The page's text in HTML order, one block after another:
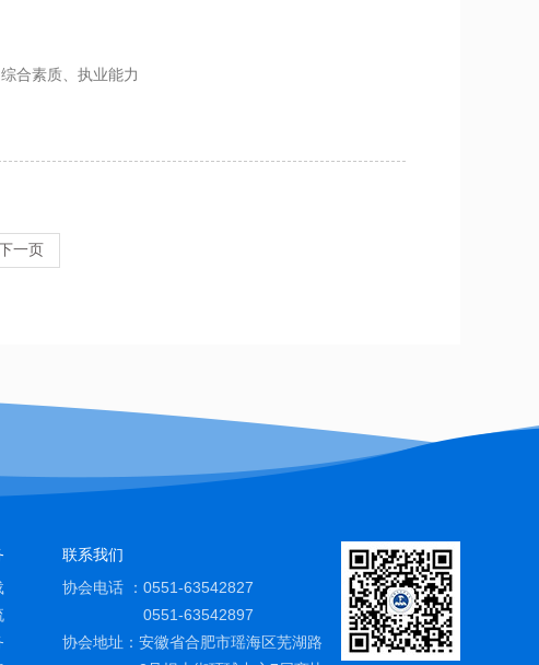
一页
联系我们
协会电话 ： 0551-63542827
0551-63542897
协会地址： 安徽省合肥市瑶海区芜湖路